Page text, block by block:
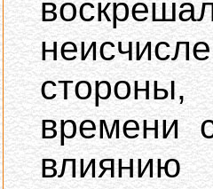
времени